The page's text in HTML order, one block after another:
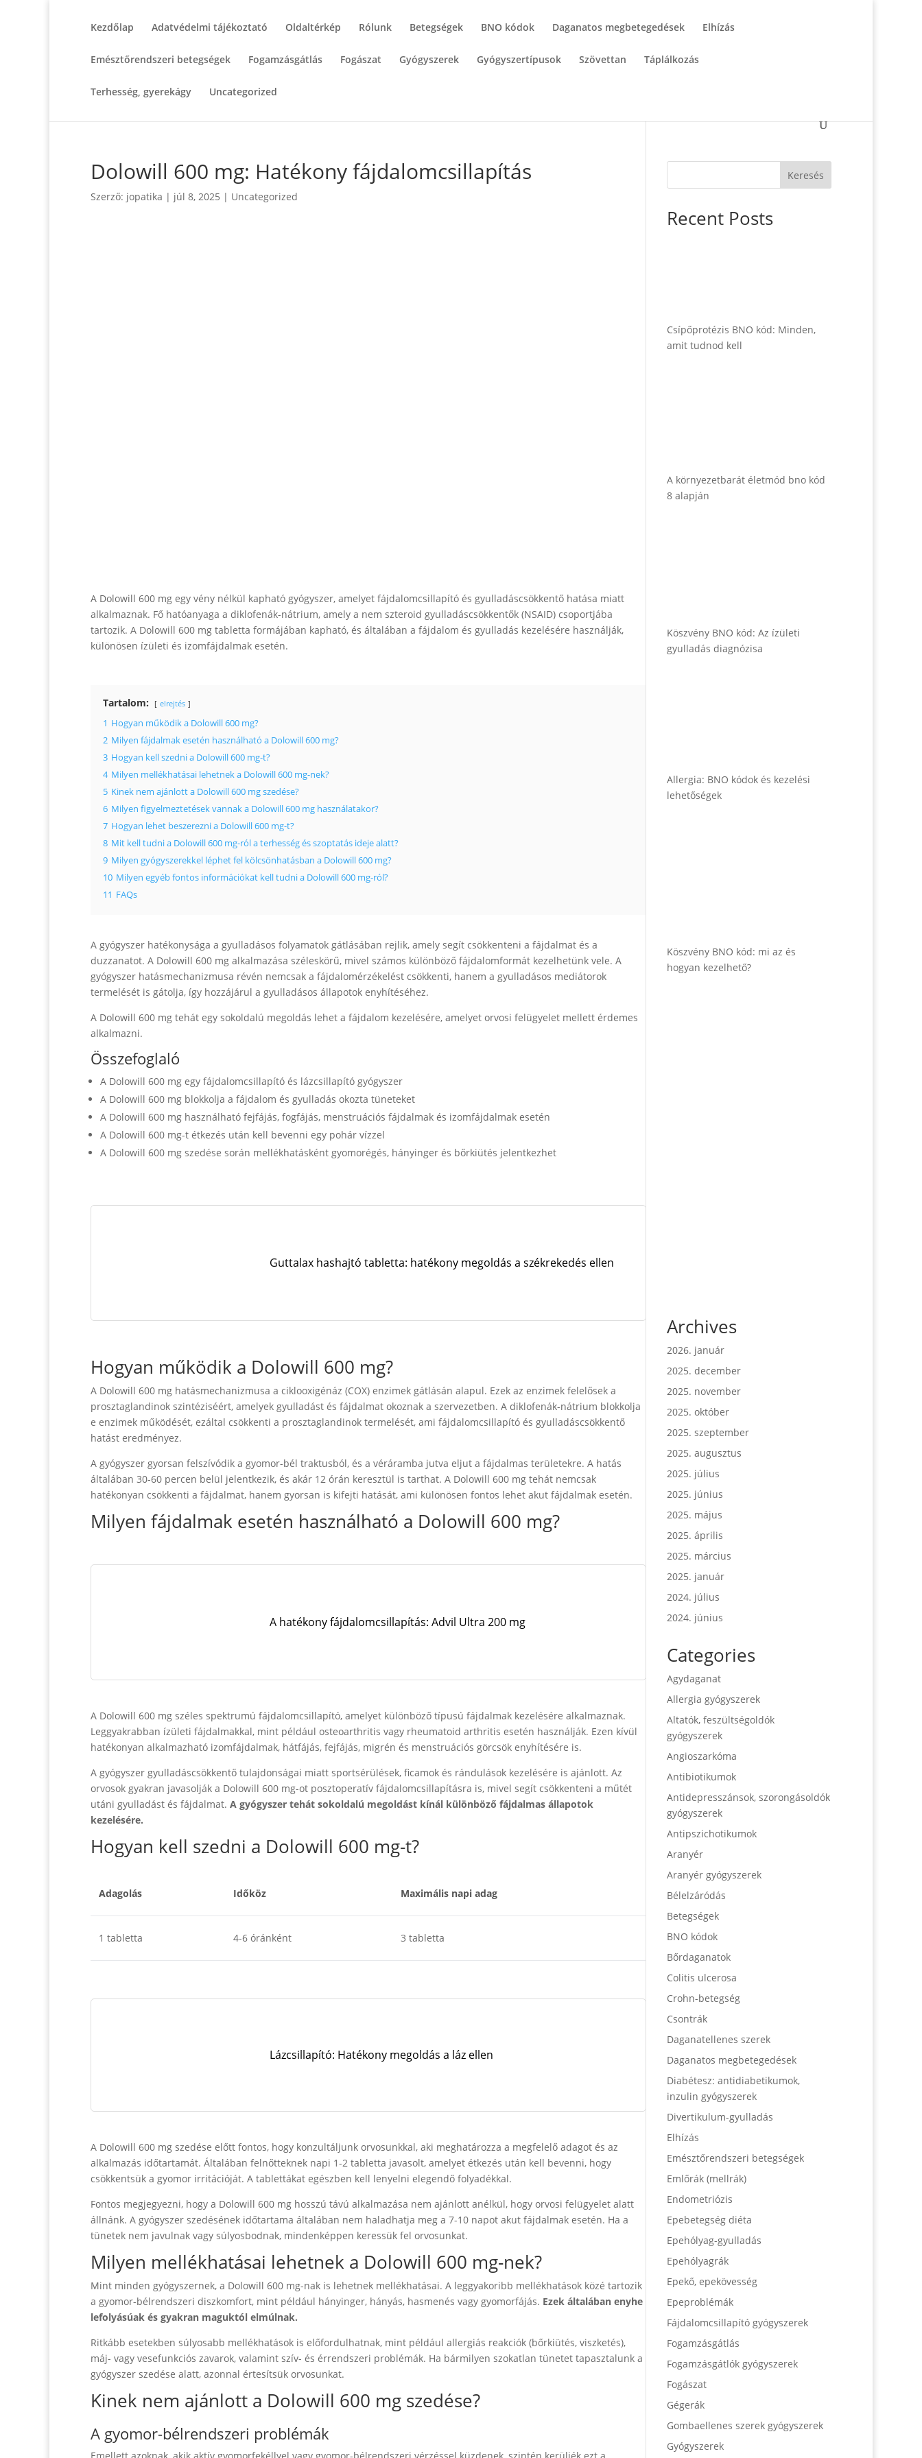
Kezdőlap Adatvédelmi tájékoztató Oldaltérkép Rólunk Betegségek BNO kódok Daganatos megbetegedések Elhízás
Emésztőrendszeri betegségek Fogamzásgátlás Fogászat Gyógyszerek Gyógyszertípusok Szövettan Táplálkozás
Terhesség, gyerekágy Uncategorized
Dolowill 600 mg: Hatékony fájdalomcsillapítás
Szerző: jopatika | júl 8, 2025 | Uncategorized
A Dolowill 600 mg egy vény nélkül kapható gyógyszer, amelyet fájdalomcsillapító és gyulladáscsökkentő hatása miatt
alkalmaznak. Fő hatóanyaga a diklofenák-nátrium, amely a nem szteroid gyulladáscsökkentők (NSAID) csoportjába
tartozik. A Dolowill 600 mg tabletta formájában kapható, és általában a fájdalom és gyulladás kezelésére használják,
különösen ízületi és izomfájdalmak esetén.
Tartalom: elrejtés
1 Hogyan működik a Dolowill 600 mg?
2 Milyen fájdalmak esetén használható a Dolowill 600 mg?
3 Hogyan kell szedni a Dolowill 600 mg-t?
4 Milyen mellékhatásai lehetnek a Dolowill 600 mg-nek?
5 Kinek nem ajánlott a Dolowill 600 mg szedése?
6 Milyen figyelmeztetések vannak a Dolowill 600 mg használatakor?
7 Hogyan lehet beszerezni a Dolowill 600 mg-t?
8 Mit kell tudni a Dolowill 600 mg-ról a terhesség és szoptatás ideje alatt?
9 Milyen gyógyszerekkel léphet fel kölcsönhatásban a Dolowill 600 mg?
10 Milyen egyéb fontos információkat kell tudni a Dolowill 600 mg-ról?
11 FAQs
A gyógyszer hatékonysága a gyulladásos folyamatok gátlásában rejlik, amely segít csökkenteni a fájdalmat és a
duzzanatot. A Dolowill 600 mg alkalmazása széleskörű, mivel számos különböző fájdalomformát kezelhetünk vele. A
gyógyszer hatásmechanizmusa révén nemcsak a fájdalomérzékelést csökkenti, hanem a gyulladásos mediátorok
termelését is gátolja, így hozzájárul a gyulladásos állapotok enyhítéséhez.
A Dolowill 600 mg tehát egy sokoldalú megoldás lehet a fájdalom kezelésére, amelyet orvosi felügyelet mellett érdemes
alkalmazni.
Összefoglaló
A Dolowill 600 mg egy fájdalomcsillapító és lázcsillapító gyógyszer
A Dolowill 600 mg blokkolja a fájdalom és gyulladás okozta tüneteket
A Dolowill 600 mg használható fejfájás, fogfájás, menstruációs fájdalmak és izomfájdalmak esetén
A Dolowill 600 mg-t étkezés után kell bevenni egy pohár vízzel
A Dolowill 600 mg szedése során mellékhatásként gyomorégés, hányinger és bőrkiütés jelentkezhet
Guttalax hashajtó tabletta: hatékony megoldás a székrekedés ellen
Hogyan működik a Dolowill 600 mg?
A Dolowill 600 mg hatásmechanizmusa a ciklooxigénáz (COX) enzimek gátlásán alapul. Ezek az enzimek felelősek a
prosztaglandinok szintéziséért, amelyek gyulladást és fájdalmat okoznak a szervezetben. A diklofenák-nátrium blokkolja
e enzimek működését, ezáltal csökkenti a prosztaglandinok termelését, ami fájdalomcsillapító és gyulladáscsökkentő
hatást eredményez.
A gyógyszer gyorsan felszívódik a gyomor-bél traktusból, és a véráramba jutva eljut a fájdalmas területekre. A hatás
általában 30-60 percen belül jelentkezik, és akár 12 órán keresztül is tarthat. A Dolowill 600 mg tehát nemcsak
hatékonyan csökkenti a fájdalmat, hanem gyorsan is kifejti hatását, ami különösen fontos lehet akut fájdalmak esetén.
Milyen fájdalmak esetén használható a Dolowill 600 mg?
A hatékony fájdalomcsillapítás: Advil Ultra 200 mg
A Dolowill 600 mg széles spektrumú fájdalomcsillapító, amelyet különböző típusú fájdalmak kezelésére alkalmaznak.
Leggyakrabban ízületi fájdalmakkal, mint például osteoarthritis vagy rheumatoid arthritis esetén használják. Ezen kívül
hatékonyan alkalmazható izomfájdalmak, hátfájás, fejfájás, migrén és menstruációs görcsök enyhítésére is.
A gyógyszer gyulladáscsökkentő tulajdonságai miatt sportsérülések, ficamok és rándulások kezelésére is ajánlott. Az
orvosok gyakran javasolják a Dolowill 600 mg-ot posztoperatív fájdalomcsillapításra is, mivel segít csökkenteni a műtét
utáni gyulladást és fájdalmat. A gyógyszer tehát sokoldalú megoldást kínál különböző fájdalmas állapotok
kezelésére.
Hogyan kell szedni a Dolowill 600 mg-t?
Adagolás Időköz Maximális napi adag
1 tabletta 4-6 óránként 3 tabletta
Lázcsillapító: Hatékony megoldás a láz ellen
A Dolowill 600 mg szedése előtt fontos, hogy konzultáljunk orvosunkkal, aki meghatározza a megfelelő adagot és az
alkalmazás időtartamát. Általában felnőtteknek napi 1-2 tabletta javasolt, amelyet étkezés után kell bevenni, hogy
csökkentsük a gyomor irritációját. A tablettákat egészben kell lenyelni elegendő folyadékkal.
Fontos megjegyezni, hogy a Dolowill 600 mg hosszú távú alkalmazása nem ajánlott anélkül, hogy orvosi felügyelet alatt
állnánk. A gyógyszer szedésének időtartama általában nem haladhatja meg a 7-10 napot akut fájdalmak esetén. Ha a
tünetek nem javulnak vagy súlyosbodnak, mindenképpen keressük fel orvosunkat.
Milyen mellékhatásai lehetnek a Dolowill 600 mg-nek?
Mint minden gyógyszernek, a Dolowill 600 mg-nak is lehetnek mellékhatásai. A leggyakoribb mellékhatások közé tartozik
a gyomor-bélrendszeri diszkomfort, mint például hányinger, hányás, hasmenés vagy gyomorfájás. Ezek általában enyhe
lefolyásúak és gyakran maguktól elmúlnak.
Ritkább esetekben súlyosabb mellékhatások is előfordulhatnak, mint például allergiás reakciók (bőrkiütés, viszketés),
máj- vagy vesefunkciós zavarok, valamint szív- és érrendszeri problémák. Ha bármilyen szokatlan tünetet tapasztalunk a
gyógyszer szedése alatt, azonnal értesítsük orvosunkat.
Kinek nem ajánlott a Dolowill 600 mg szedése?
A gyomor-bélrendszeri problémák
Keresés
Recent Posts
Csípőprotézis BNO kód: Minden,
amit tudnod kell
A környezetbarát életmód bno kód
8 alapján
Köszvény BNO kód: Az ízületi
gyulladás diagnózisa
Allergia: BNO kódok és kezelési
lehetőségek
Köszvény BNO kód: mi az és
hogyan kezelhető?
Archives
2026. január
2025. december
2025. november
2025. október
2025. szeptember
2025. augusztus
2025. július
2025. június
2025. május
2025. április
2025. március
2025. január
2024. július
2024. június
Categories
Agydaganat
Allergia gyógyszerek
Altatók, feszültségoldók
gyógyszerek
Angioszarkóma
Antibiotikumok
Antidepresszánsok, szorongásoldók
gyógyszerek
Antipszichotikumok
Aranyér
Aranyér gyógyszerek
Bélelzáródás
Betegségek
BNO kódok
Bőrdaganatok
Colitis ulcerosa
Crohn-betegség
Csontrák
Daganatellenes szerek
Daganatos megbetegedések
Diabétesz: antidiabetikumok,
inzulin gyógyszerek
Divertikulum-gyulladás
Elhízás
Emésztőrendszeri betegségek
Emlőrák (mellrák)
Endometriózis
Epebetegség diéta
Epehólyag-gyulladás
Epehólyagrák
Epekő, epekövesség
Epeproblémák
Fájdalomcsillapító gyógyszerek
Fogamzásgátlás
Fogamzásgátlók gyógyszerek
Fogászat
Gégerák
Gombaellenes szerek gyógyszerek
Gyógyszerek